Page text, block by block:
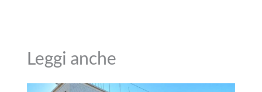
Leggi anche